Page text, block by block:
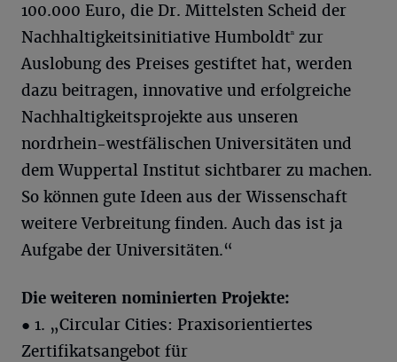
100.000 Euro, die Dr. Mittelsten Scheid der
Nachhaltigkeitsinitiative Humboldtⁿ zur
Auslobung des Preises gestiftet hat, werden
dazu beitragen, innovative und erfolgreiche
Nachhaltigkeitsprojekte aus unseren
nordrhein-westfälischen Universitäten und
dem Wuppertal Institut sichtbarer zu machen.
So können gute Ideen aus der Wissenschaft
weitere Verbreitung finden. Auch das ist ja
Aufgabe der Universitäten.“
Die weiteren nominierten Projekte:
● 1. „Circular Cities: Praxisorientiertes
Zertifikatsangebot für